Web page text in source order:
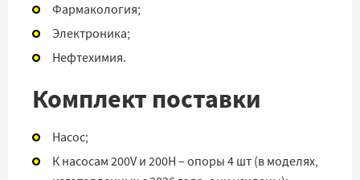
Фармакология;
Электроника;
Нефтехимия.
Комплект поставки
Насос;
К насосам 200V и 200H – опоры 4 шт (в моделях,